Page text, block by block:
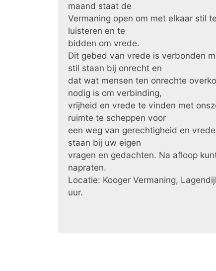
maand staat de
Vermaning open om met elkaar stil
luisteren en te
bidden om vrede.
Dit gebed van vrede is verbonden
stil staan bij onrecht en
dat wat mensen ten onrechte
nodig is om verbinding,
vrijheid en vrede te vinden met
ruimte te scheppen voor
een weg van gerechtigheid en
staan bij uw eigen
vragen en gedachten. Na afloop
napraten.
Locatie: Kooger Vermaning,
uur.